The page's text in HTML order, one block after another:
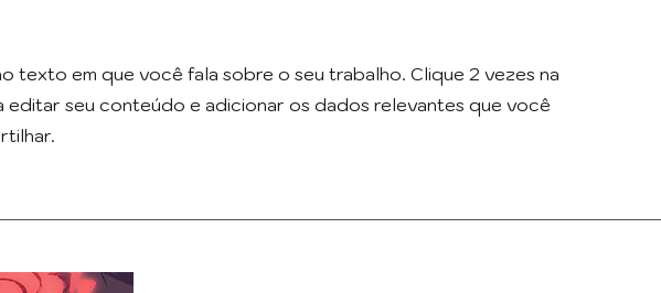
texto em que você fala sobre o seu trabalho. Clique 2 vezes na
editar seu conteúdo e adicionar os dados relevantes que você